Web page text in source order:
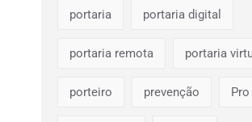
portaria portaria digital
portaria remota portaria
porteiro prevenção